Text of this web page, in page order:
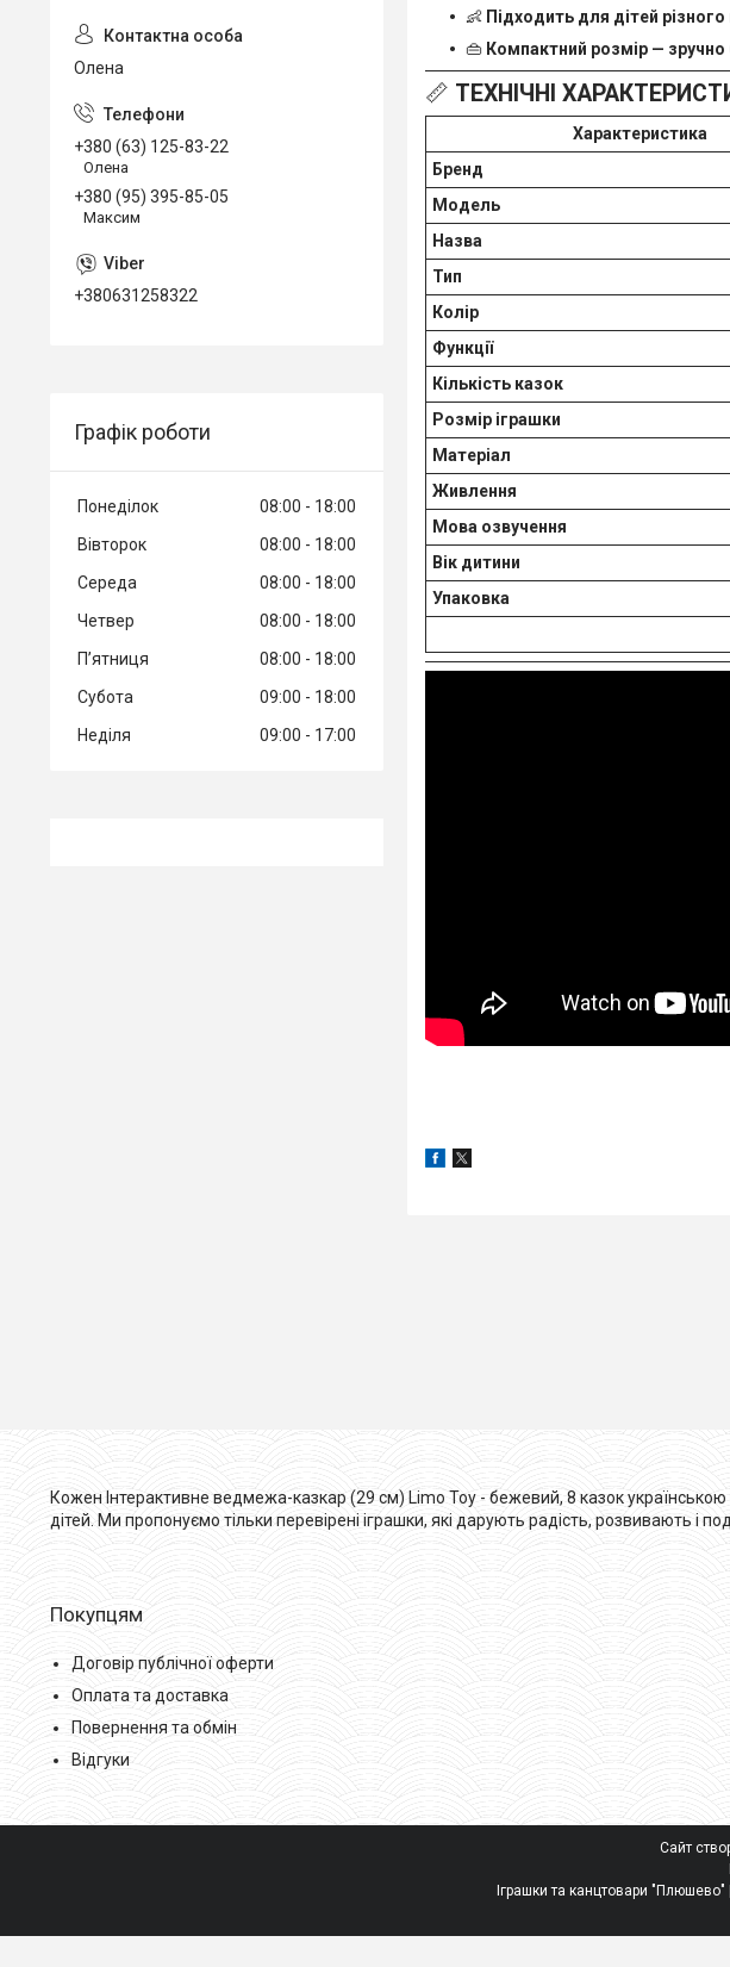
👶 Підходить для дітей різного
👜 Компактний розмір —
📏 ТЕХНІЧНІ
Характеристика
Бренд
Модель
Назва
Тип
Колір
Функції
Кількість казок
Розмір іграшки
Матеріал
Живлення
Мова озвучення
Вік дитини
Упаковка
Олена
+380 (63) 125-83-22
Олена
+380 (95) 395-85-05
Максим
+380631258322
Графік роботи
Понеділок 08:00
18:00
Вівторок
08:00
18:00
Середа
08:00
18:00
Четвер
08:00
18:00
Пʼятниця
08:00
18:00
Субота
09:00
18:00
Неділя
09:00 17:00
Кожен Інтерактивне ведмежа-казкар (29 см) Limo Toy - бежевий, 8 казок
дітей. Ми пропонуємо тільки перевірені іграшки, які дарують радість, розвивають
Покупцям
Договір публічної оферти
Оплата та доставка
Повернення та обмін
Відгуки
Сайт